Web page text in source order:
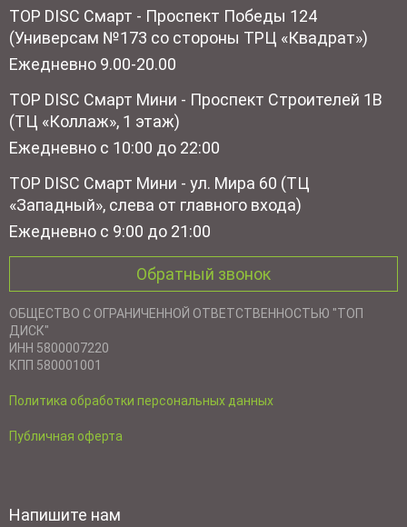
TOP DISC Смарт - Проспект Победы 124
(Универсам №173 со стороны ТРЦ «Квадрат»)
Ежедневно 9.00-20.00
TOP DISC Смарт Мини - Проспект Строителей 1В
(ТЦ «Коллаж», 1 этаж)
Ежедневно с 10:00 до 22:00
TOP DISC Смарт Мини - ул. Мира 60 (ТЦ
«Западный», слева от главного входа)
Ежедневно с 9:00 до 21:00
Обратный звонок
ОБЩЕСТВО С ОГРАНИЧЕННОЙ ОТВЕТСТВЕННОСТЬЮ "ТОП
ДИСК"
ИНН 5800007220
КПП 580001001
Политика обработки персональных данных
Публичная оферта
Напишите нам